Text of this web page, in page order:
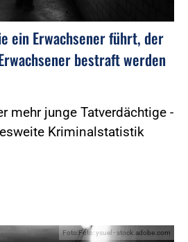
ein Erwachsener führt, der
bestraft werden
mehr junge Tatverdächtige -
Kriminalstatistik
Foto:Foto: ysuel - stock.adobe.com